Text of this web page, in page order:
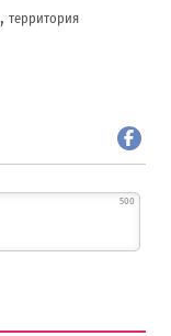
,территория
500